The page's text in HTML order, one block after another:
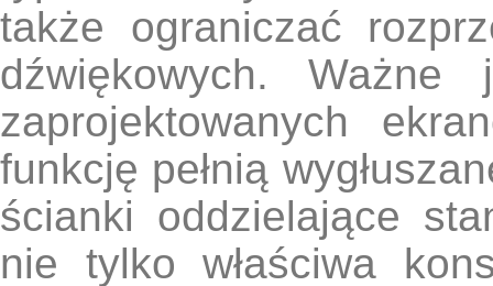
także ograniczać
dźwiękowych. Ważne
zaprojektowanych
funkcję pełnią
ścianki oddzielające
nie tylko właściwa